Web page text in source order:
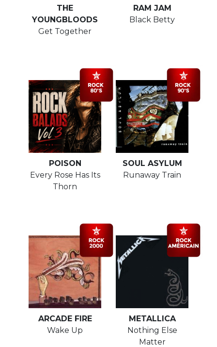
THE
YOUNGBLOODS
Get Together
RAM JAM
Black Betty
POISON
Every Rose Has Its
Thorn
SOUL ASYLUM
Runaway Train
ARCADE FIRE
Wake Up
METALLICA
Nothing Else
Matter